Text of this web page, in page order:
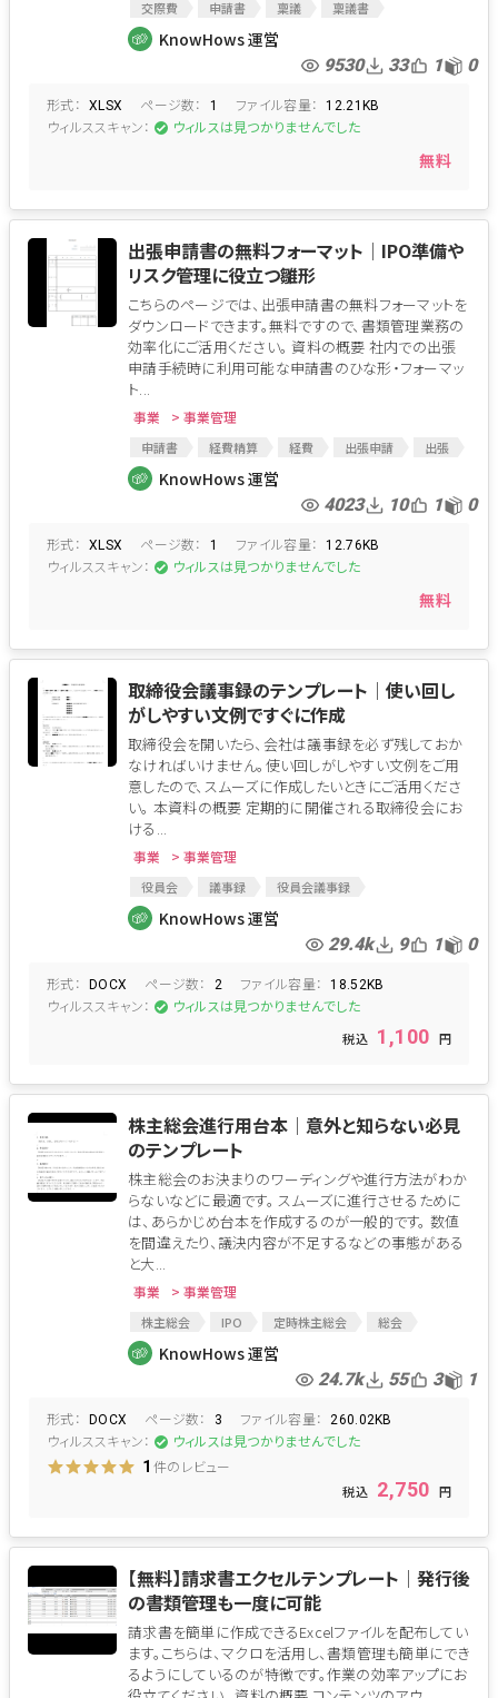
交際費 申請書 稟議
稟議書
交際費申請
KnowHows 運営
9530 33 1 0
形式： XLSX ページ数： 1 ファイル容量： 12.21KB
ウィルススキャン： ウィルスは見つかりませんでした
無料
出張申請書の無料フォーマット│IPO準備や
リスク管理に役立つ雛形
こちらのページでは、出張申請書の無料フォーマットを
ダウンロードできます。無料ですので、書類管理業務の
効率化にご活用ください。 資料の概要 社内での出張
申請手続時に利用可能な申請書のひな形・フォーマッ
ト...
事業 > 事業管理
申請書 経費精算 経費 出張申請
出張
稟議
稟議書
KnowHows 運営
4023 10 1 0
形式： XLSX ページ数： 1 ファイル容量： 12.76KB
ウィルススキャン： ウィルスは見つかりませんでした
無料
取締役会議事録のテンプレート│使い回し
がしやすい文例ですぐに作成
取締役会を開いたら、会社は議事録を必ず残しておか
なければいけません。使い回しがしやすい文例をご用
意したので、スムーズに作成したいときにご活用くださ
い。 本資料の概要 定期的に開催される取締役会にお
ける...
事業 > 事業管理
役員会 議事録
役員会議事録
株主総会議事録
臨時株主総会議事録
総会議事録
KnowHows 運営
29.4k 9 1 0
形式： DOCX ページ数： 2 ファイル容量： 18.52KB
ウィルススキャン： ウィルスは見つかりませんでした
1,100
株主総会進行用台本│意外と知らない必見
のテンプレート
株主総会のお決まりのワーディングや進行方法がわか
らないなどに最適です。 スムーズに進行させるために
は、あらかじめ台本を作成するのが一般的です。 数値
を間違えたり、議決内容が不足するなどの事態がある
と大...
事業 > 事業管理
株主総会 IPO 定時株主総会
総会
役員会
株主総会シナリオ
株主総会進行
総会シナリオ 総会進行
KnowHows 運営
24.7k 55 3 1
形式： DOCX ページ数： 3 ファイル容量： 260.02KB
ウィルススキャン： ウィルスは見つかりませんでした
1 件のレビュー
2,750
【無料】請求書エクセルテンプレート│発行後
の書類管理も一度に可能
請求書を簡単に作成できるExcelファイルを配布してい
ます。こちらは、マクロを活用し、書類管理も簡単にでき
るようにしているのが特徴です。作業の効率アップにお